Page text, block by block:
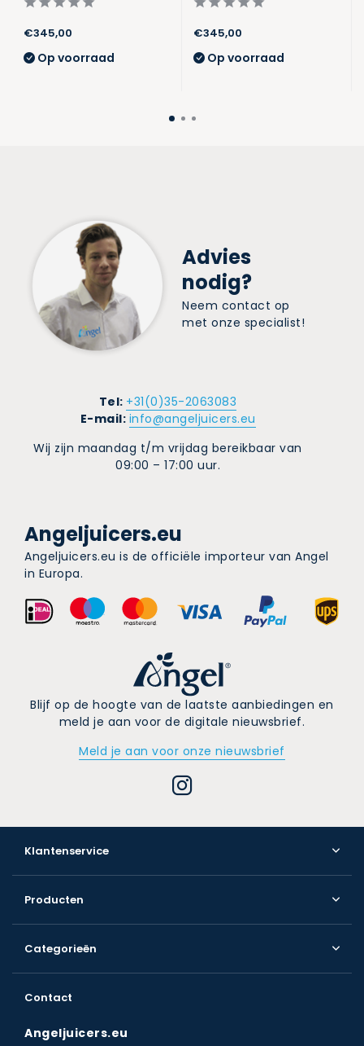
€345,00
Op voorraad
€345,00
Op voorraad
Advies
nodig?
Neem contact op
met onze specialist!
Tel: +31(0)35-2063083
E-mail: info@angeljuicers.eu
Wij zijn maandag t/m vrijdag bereikbaar van
09:00 – 17:00 uur.
Angeljuicers.eu
Angeljuicers.eu is de officiële importeur van Angel
in Europa.
Blijf op de hoogte van de laatste aanbiedingen en
meld je aan voor de digitale nieuwsbrief.
Meld je aan voor onze nieuwsbrief
Klantenservice
Producten
Categorieën
Contact
Angeljuicers.eu